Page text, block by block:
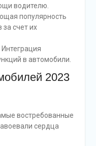
водителю.
популярность
счет их
Интеграция
в автомобили.
2023
востребованные
сердца